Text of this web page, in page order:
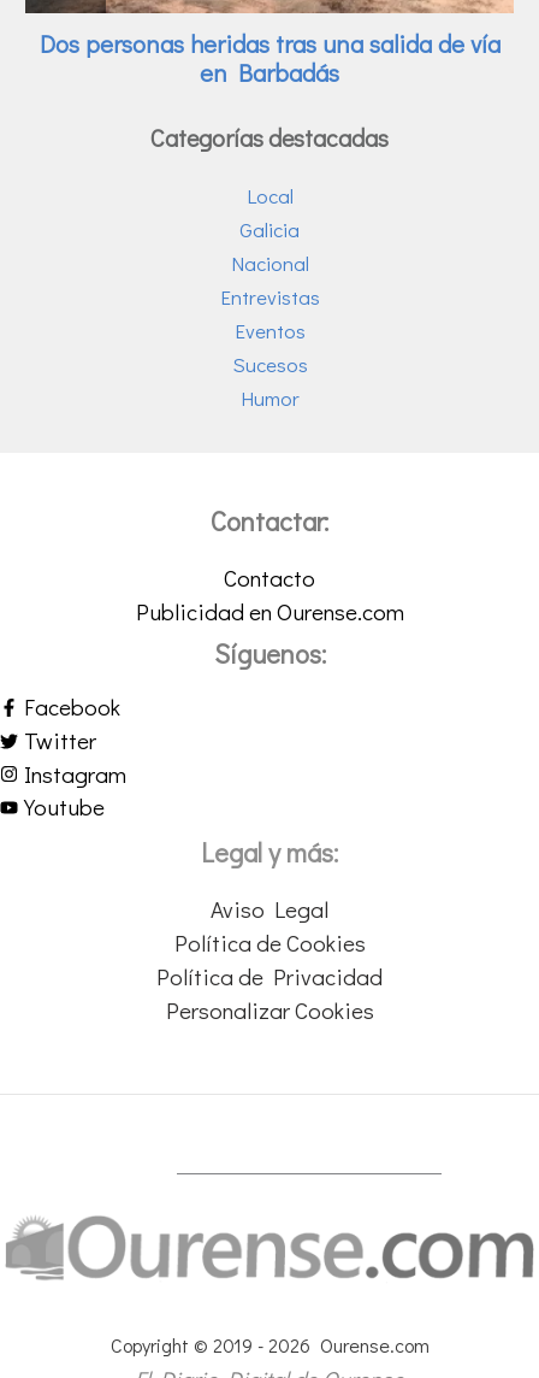
Categorías destacadas
Local
Galicia
Nacional
Entrevistas
Eventos
Sucesos
Humor
Contactar:
Contacto
Publicidad en Ourense.com
Síguenos:
Facebook
Twitter
Instagram
Youtube
Legal y más:
Aviso Legal
Política de Cookies
Política de Privacidad
Personalizar Cookies
Copyright © 2019 - 2026 Ourense.com